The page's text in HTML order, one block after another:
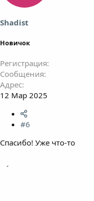
Shadist
Новичок
Регистрация
Сообщения
Адрес
12 Мар 2025
#6
Спасибо! Уже что-то